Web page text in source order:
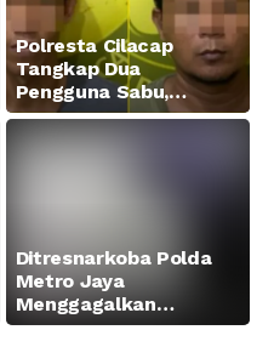
Polresta Cilacap
Tangkap Dua
Pengguna Sabu,
Amankan Paket 0,34
Gram
Ditresnarkoba Polda
Metro Jaya
Menggagalkan
Peredaran Sabu 5,3 Kg